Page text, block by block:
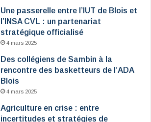
Une passerelle entre l’IUT de Blois et
l’INSA CVL : un partenariat
stratégique officialisé
4 mars 2025
Des collégiens de Sambin à la
rencontre des basketteurs de l’ADA
Blois
4 mars 2025
Agriculture en crise : entre
incertitudes et stratégies de